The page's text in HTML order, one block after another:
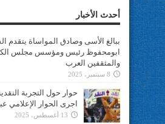
أحدث الأخبار
ببالغ الأسى وصادق المواساة يتقدم
ابومحفوظ رئيس ومؤسس مجلس
والمثقفين العرب
8 سبتمبر، 2025
حوار حول التجربة
اجرى الحوار الإعلامي
13 أغسطس، 2025